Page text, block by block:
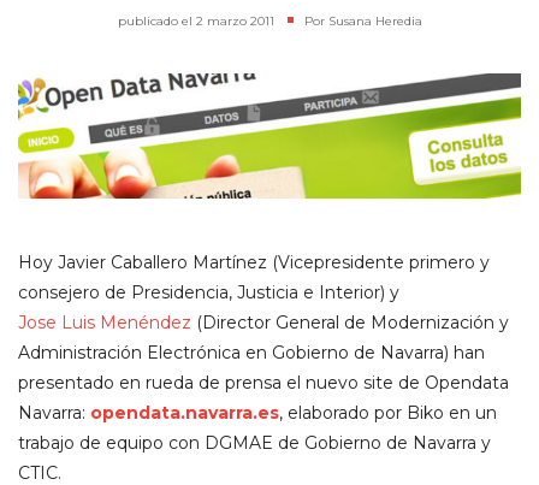
publicado el 2 marzo 2011 | Por Susana Heredia
Hoy Javier Caballero Martínez (Vicepresidente primero y
consejero de Presidencia, Justicia e Interior) y
Jose Luis Menéndez (Director General de Modernización y
Administración Electrónica en Gobierno de Navarra) han
presentado en rueda de prensa el nuevo site de Opendata
Navarra: opendata.navarra.es, elaborado por Biko en un
trabajo de equipo con DGMAE de Gobierno de Navarra y
CTIC.